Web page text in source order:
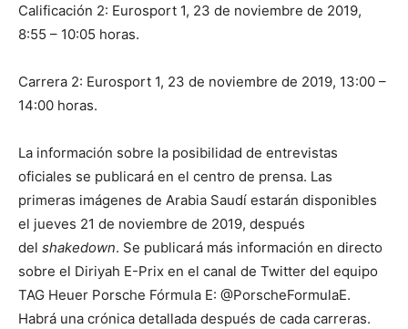
Calificación 2: Eurosport 1, 23 de noviembre de 2019,
8:55 – 10:05 horas.
Carrera 2: Eurosport 1, 23 de noviembre de 2019, 13:00 –
14:00 horas.
La información sobre la posibilidad de entrevistas
oficiales se publicará en el centro de prensa. Las
primeras imágenes de Arabia Saudí estarán disponibles
el jueves 21 de noviembre de 2019, después
del shakedown. Se publicará más información en directo
sobre el Diriyah E-Prix en el canal de Twitter del equipo
TAG Heuer Porsche Fórmula E: @PorscheFormulaE.
Habrá una crónica detallada después de cada carreras.